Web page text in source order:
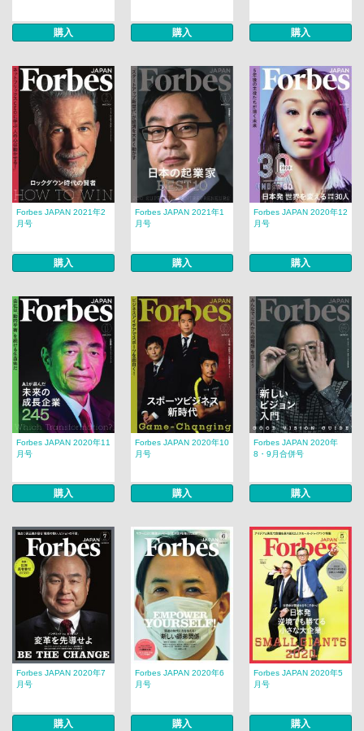
購入 購入 購入
Forbes JAPAN 2021年2
月号
購入
Forbes JAPAN 2021年1
月号
購入
Forbes JAPAN 2020年12
月号
購入
Forbes JAPAN 2020年11
月号
購入
Forbes JAPAN 2020年10
月号
購入
Forbes JAPAN 2020年
8・9月合併号
購入
Forbes JAPAN 2020年7
月号
購入
Forbes JAPAN 2020年6
月号
購入
Forbes JAPAN 2020年5
月号
購入